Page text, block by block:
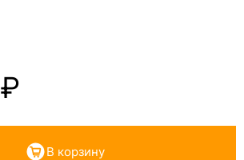
₽
В корзину